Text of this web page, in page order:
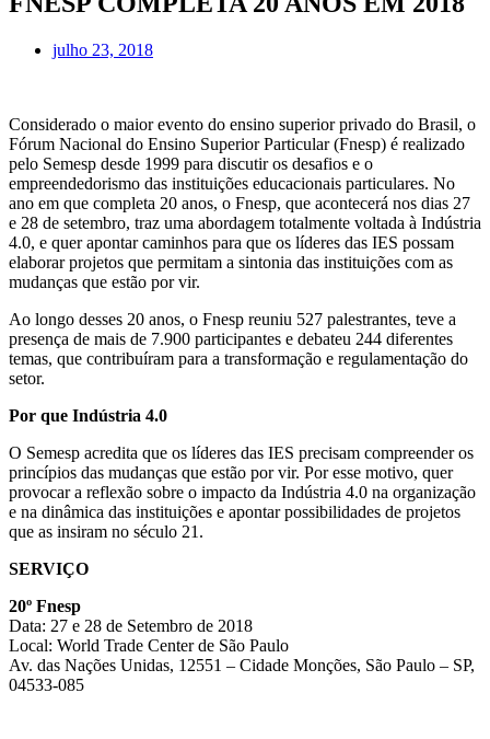
julho 23, 2018
Considerado o maior evento do ensino superior privado do Brasil, o
Fórum Nacional do Ensino Superior Particular (Fnesp) é realizado
pelo Semesp desde 1999 para discutir os desafios e o
empreendedorismo das instituições educacionais particulares. No
ano em que completa 20 anos, o Fnesp, que acontecerá nos dias 27
e 28 de setembro, traz uma abordagem totalmente voltada à Indústria
4.0, e quer apontar caminhos para que os líderes das IES possam
elaborar projetos que permitam a sintonia das instituições com as
mudanças que estão por vir.
Ao longo desses 20 anos, o Fnesp reuniu 527 palestrantes, teve a
presença de mais de 7.900 participantes e debateu 244 diferentes
temas, que contribuíram para a transformação e regulamentação do
setor.
Por que Indústria 4.0
O Semesp acredita que os líderes das IES precisam compreender os
princípios das mudanças que estão por vir. Por esse motivo, quer
provocar a reflexão sobre o impacto da Indústria 4.0 na organização
e na dinâmica das instituições e apontar possibilidades de projetos
que as insiram no século 21.
SERVIÇO
20º Fnesp
Data: 27 e 28 de Setembro de 2018
Local: World Trade Center de São Paulo
Av. das Nações Unidas, 12551 – Cidade Monções, São Paulo – SP,
04533-085